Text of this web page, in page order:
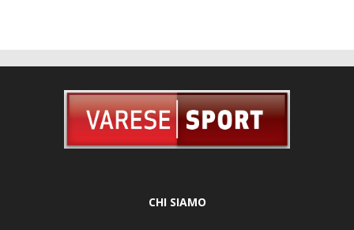
CHI SIAMO